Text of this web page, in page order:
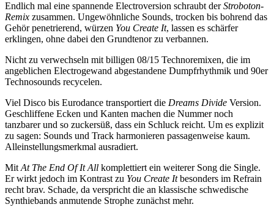
Endlich mal eine spannende Electroversion schraubt derStroboton-
Remix zusammen. Ungewöhnliche Sounds, trocken bis bohrend das
Gehör penetrierend, würzen You Create It, lassen es schärfer
erklingen, ohne dabei den Grundtenor zu verbannen.
Nicht zu verwechseln mit billigen 08/15 Technoremixen, die im
angeblichen Electrogewand abgestandene Dumpfrhythmik und 90er
Technosounds recycelen.
Viel Disco bis Eurodance transportiert die Dreams Divide Version.
Geschliffene Ecken und Kanten machen die Nummer noch
tanzbarer und so zuckersüß, dass ein Schluck reicht. Um es explizit
zu sagen: Sounds und Track harmonieren passagenweise kaum.
Alleinstellungsmerkmal ausradiert.
Mit At The End Of It All komplettiert ein weiterer Song die Single.
Er wirkt jedoch im Kontrast zu You Create Itbesonders im Refrain
recht brav. Schade, da verspricht die an klassische schwedische
Synthiebands anmutende Strophe zunächst mehr.